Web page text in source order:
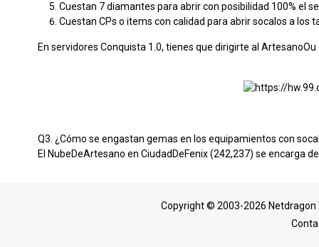
Cuestan 7 diamantes para abrir con posibilidad 100% el
Cuestan CPs o items con calidad para abrir socalos a los
En servidores Conquista 1.0, tienes que dirigirte al
Q3. ¿Cómo se engastan gemas en los equipamientos con
El NubeDeArtesano en CiudadDeFenix (242,237) se encarga
Copyright © 2003-2026 Netdragon